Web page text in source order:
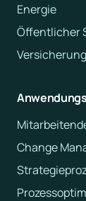
Energie
Öffentlicher
Change